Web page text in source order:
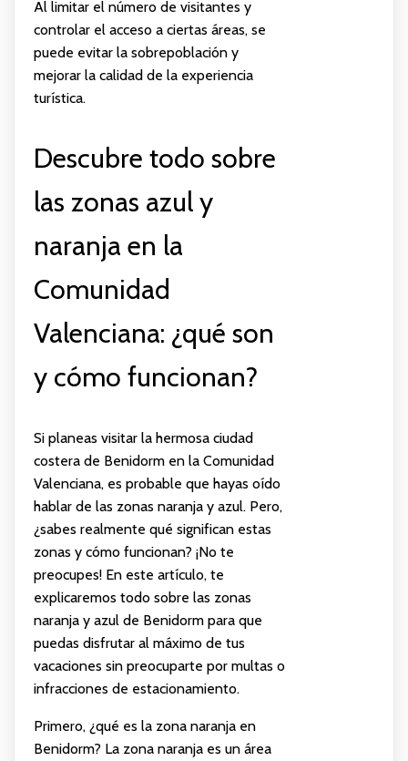
Al limitar el número de visitantes y
controlar el acceso a ciertas áreas, se
puede evitar la sobrepoblación y
mejorar la calidad de la experiencia
turística.
Descubre todo sobre
las zonas azul y
naranja en la
Comunidad
Valenciana: ¿qué son
y cómo funcionan?
Si planeas visitar la hermosa ciudad
costera de Benidorm en la Comunidad
Valenciana, es probable que hayas oído
hablar de las zonas naranja y azul. Pero,
¿sabes realmente qué significan estas
zonas y cómo funcionan? ¡No te
preocupes! En este artículo, te
explicaremos todo sobre las zonas
naranja y azul de Benidorm para que
puedas disfrutar al máximo de tus
vacaciones sin preocuparte por multas o
infracciones de estacionamiento.
Primero, ¿qué es la zona naranja en
Benidorm? La zona naranja es un área